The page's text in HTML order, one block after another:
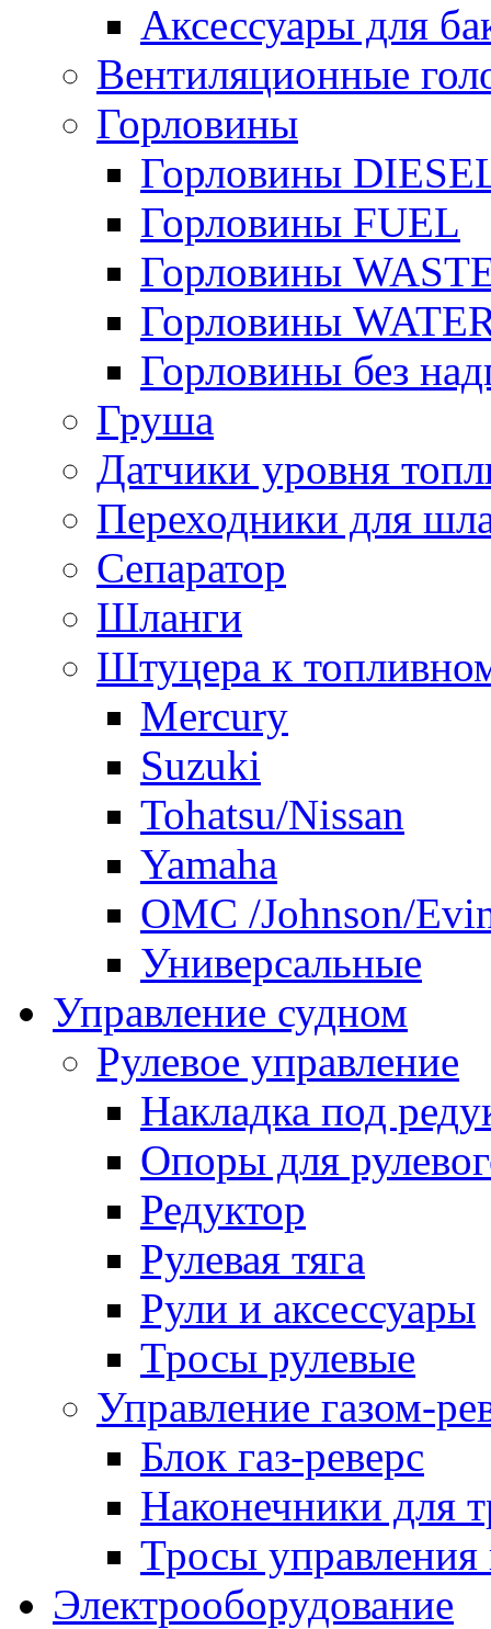
Аксессуары для
Вентиляционные
Горловины
Горловины
Горловины FUEL
Горловины
Горловины
Горловины без
Груша
Датчики уровня
Переходники для
Сепаратор
Шланги
Штуцера к
Mercury
Suzuki
Tohatsu/Nissan
Yamaha
ОМС /Johnson/
Универсальные
Управление судном
Рулевое управление
Накладка под
Опоры для
Редуктор
Рулевая тяга
Рули и аксессуары
Тросы рулевые
Управление газом-
Блок газ-реверс
Наконечники для
Тросы управления
Электрооборудование